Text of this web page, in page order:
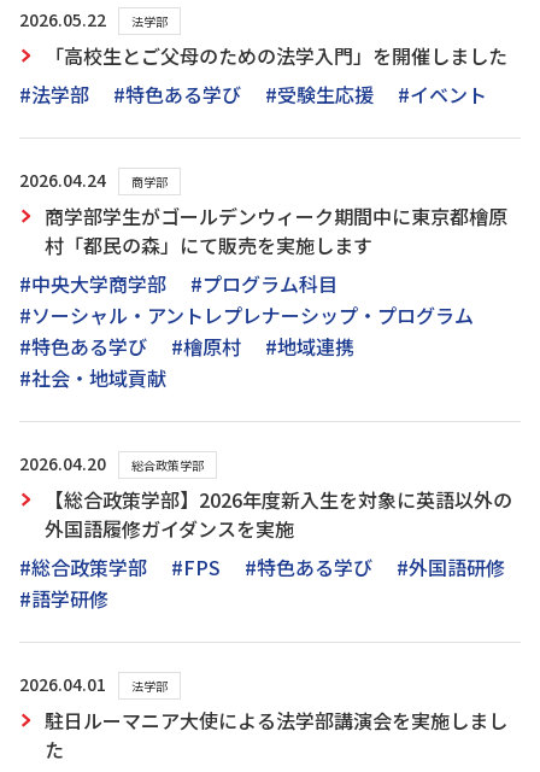
2026.05.22 法学部
「高校生とご父母のための法学入門」を開催しました
#法学部
#特色ある学び #受験生応援 #イベント
2026.04.24 商学部
商学部学生がゴールデンウィーク期間中に東京都檜原
村「都民の森」にて販売を実施します
#中央大学商学部
#プログラム科目
#ソーシャル・アントレプレナーシップ・プログラム
#特色ある学び
#檜原村
#地域連携
#社会・地域貢献
2026.04.20 総合政策学部
【総合政策学部】2026年度新入生を対象に英語以外の
外国語履修ガイダンスを実施
#総合政策学部
#FPS #特色ある学び
#外国語研修
#語学研修
2026.04.01 法学部
駐日ルーマニア大使による法学部講演会を実施しまし
た